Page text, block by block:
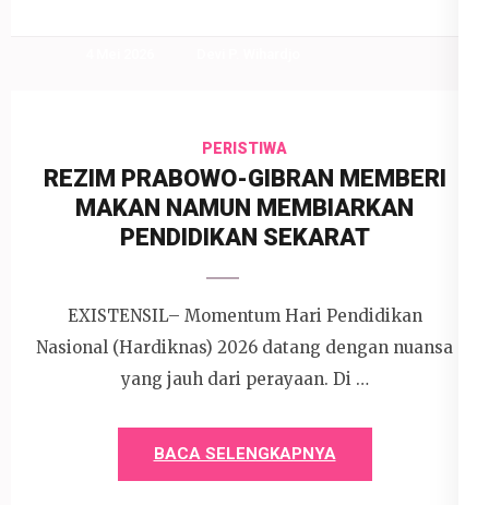
PERISTIWA
REZIM PRABOWO-GIBRAN MEMBERI
MAKAN NAMUN MEMBIARKAN
PENDIDIKAN SEKARAT
EXISTENSIL– Momentum Hari Pendidikan
Nasional (Hardiknas) 2026 datang dengan nuansa
yang jauh dari perayaan. Di …
BACA SELENGKAPNYA